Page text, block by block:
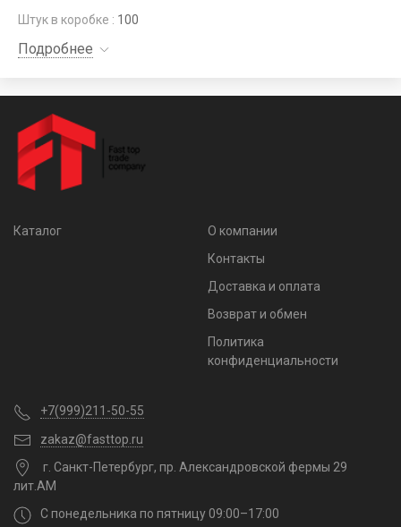
Штук в коробке : 100
Подробнее
Каталог
О компании
Контакты
Доставка и оплата
Возврат и обмен
Политика
конфиденциальности
+7(999)211-50-55
zakaz@fasttop.ru
г. Санкт-Петербург, пр. Александровской фермы 29
лит.АМ
С понедельника по пятницу 09:00–17:00